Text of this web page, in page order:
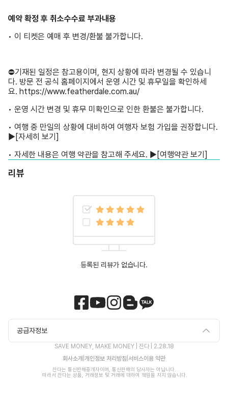
예약 확정 후 취소수수료 부과내용
• 이 티켓은 예매 후 변경/환불 불가합니다.
⛔기재된 일정은 참고용이며, 현지 상황에 따라 변경될 수 있습니
다. 방문 전 공식 홈페이지에서 운영 시간 및 휴무일을 확인하세
요. https://www.featherdale.com.au/
• 운영 시간 변경 및 휴무 미확인으로 인한 환불은 불가합니다.
• 여행 중 만일의 상황에 대비하여 여행자 보험 가입을 권장합니다.
▶ [자세히 보기]
• 자세한 내용은 여행 약관을 참고해 주세요. ▶ [여행약관 보기]
리뷰
등록된 리뷰가 없습니다.
공급자정보
SAVE MONEY, MAKE MONEY | 잔다 |
2.28.18
회사소개 개인정보 처리방침 서비스이용 약관
잔다는 통신판매중개자이며, 통신판매의 당사자는 아닙니다.
따라서 잔다는 상품, 거래정보 및 거래에 대하여 책임을 지지 않습니다.